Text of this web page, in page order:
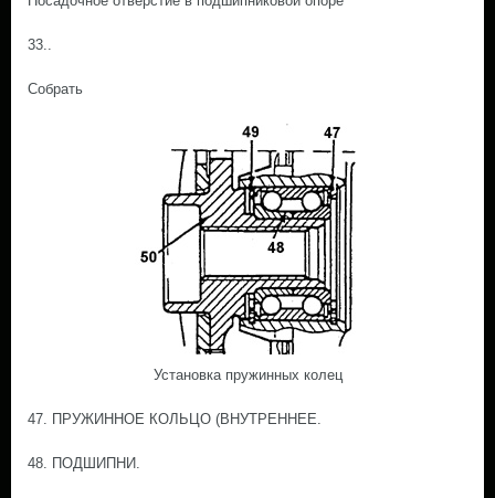
33..
Собрать
Установка пружинных колец
47. ПРУЖИННОЕ КОЛЬЦО (ВНУТРЕННЕЕ.
48. ПОДШИПНИ.